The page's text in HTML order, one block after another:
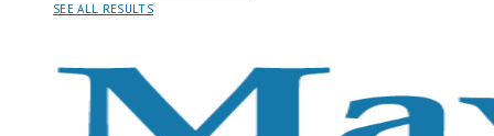
SEE ALL RESULTS